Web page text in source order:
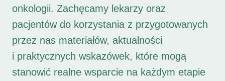
onkologii. Zachęcamy lekarzy oraz
pacjentów do korzystania z przygotowanych
przez nas materiałów, aktualności
i praktycznych wskazówek, które mogą
stanowić realne wsparcie na każdym etapie